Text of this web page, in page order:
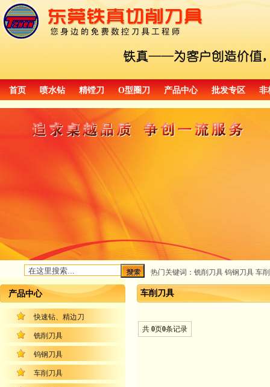
首页 喷水钻 精镗刀 O型圈刀 产品中心 批发专区 非
热门关键词：铣削刀具 钨钢刀具 车
产品中心
快速钻、精边刀
铣削刀具
钨钢刀具
车削刀具
车削刀具
共 0页0条记录